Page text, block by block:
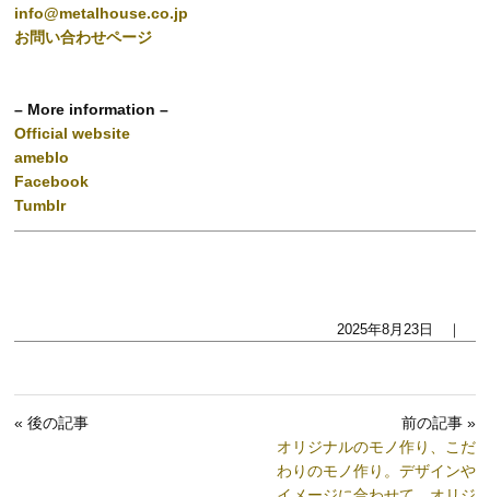
info@metalhouse.co.jp
お問い合わせページ
– More information –
Official website
ameblo
Facebook
Tumblr
2025年8月23日 ｜
« 後の記事
前の記事 »
オリジナルのモノ作り、こだ
わりのモノ作り。デザインや